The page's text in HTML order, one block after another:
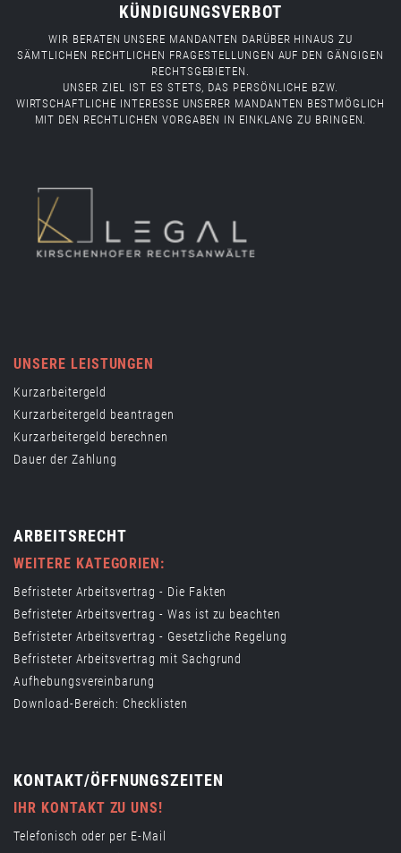
KÜNDIGUNGSVERBOT
WIR BERATEN UNSERE MANDANTEN DARÜBER HINAUS ZU
SÄMTLICHEN RECHTLICHEN FRAGESTELLUNGEN AUF DEN GÄNGIGEN
RECHTSGEBIETEN.
UNSER ZIEL IST ES STETS, DAS PERSÖNLICHE BZW.
WIRTSCHAFTLICHE INTERESSE UNSERER MANDANTEN BESTMÖGLICH
MIT DEN RECHTLICHEN VORGABEN IN EINKLANG ZU BRINGEN.
UNSERE LEISTUNGEN
Kurzarbeitergeld
Kurzarbeitergeld beantragen
Kurzarbeitergeld berechnen
Dauer der Zahlung
ARBEITSRECHT
WEITERE KATEGORIEN:
Befristeter Arbeitsvertrag - Die Fakten
Befristeter Arbeitsvertrag - Was ist zu beachten
Befristeter Arbeitsvertrag - Gesetzliche Regelung
Befristeter Arbeitsvertrag mit Sachgrund
Aufhebungsvereinbarung
Download-Bereich: Checklisten
KONTAKT/ÖFFNUNGSZEITEN
IHR KONTAKT ZU UNS!
Telefonisch oder per E-Mail